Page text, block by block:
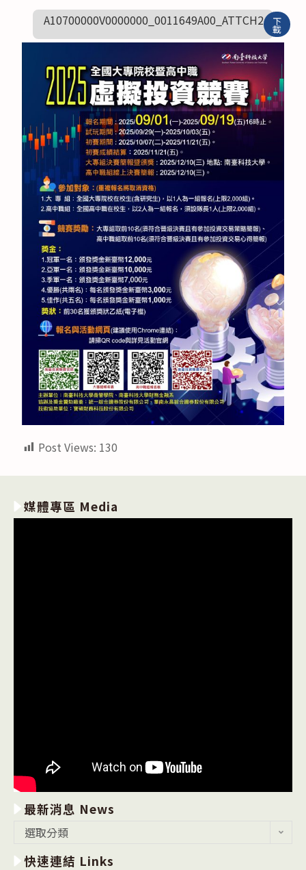
A10700000V0000000_0011649A00_ATTCH2
下
載
Post Views: 130
媒體專區 Media
最新消息 News
消
選取分類
快速連結 Links